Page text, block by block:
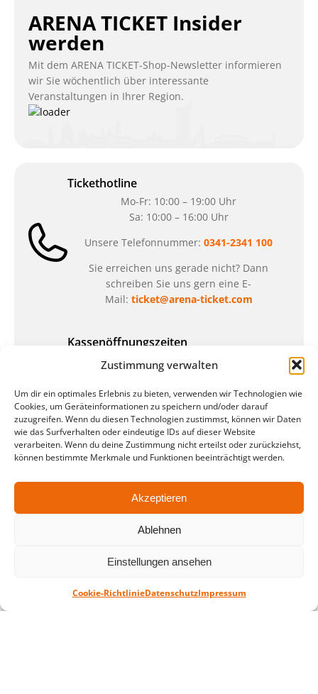
Zustimmung verwalten
Um dir ein optimales Erlebnis zu bieten, verwenden wir Technologien wie
Cookies, um Geräteinformationen zu speichern und/oder darauf
zuzugreifen. Wenn du diesen Technologien zustimmst, können wir Daten
wie das Surfverhalten oder eindeutige IDs auf dieser Website
verarbeiten. Wenn du deine Zustimmung nicht erteilst oder zurückziehst,
können bestimmte Merkmale und Funktionen beeinträchtigt werden.
Akzeptieren
Ablehnen
Einstellungen ansehen
Cookie-RichtlinieDatenschutzImpressum
ARENA TICKET Insider
werden
Mit dem ARENA TICKET-Shop-Newsletter informieren
wir Sie wöchentlich über interessante
Veranstaltungen in Ihrer Region.
Tickethotline
Mo-Fr: 10:00 – 19:00 Uhr
Sa: 10:00 – 16:00 Uhr
Unsere Telefonnummer: 0341-2341 100
Sie erreichen uns gerade nicht? Dann
schreiben Sie uns gern eine E-
Mail: ticket@arena-ticket.com
Kassenöffnungszeiten
unsere Sonderöffnungszeiten im Sommer:
Montag – Freitag: 10-18 Uhr Samstag:
geschlossen
Standort
QUARTERBACK Immobilien ARENA
Am Sportforum 2, 04105 Leipzig
Nahverkehr: Straßenbahn Linien 3, 4, 7, 8, 15
Haltestelle Waldplatz/Arena. Kostenfreies